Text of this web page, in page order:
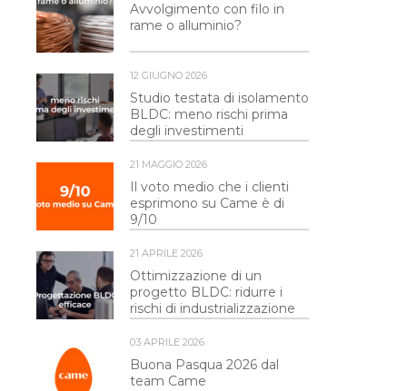
Avvolgimento con filo in
rame o alluminio?
12 GIUGNO 2026
Studio testata di isolamento
BLDC: meno rischi prima
degli investimenti
21 MAGGIO 2026
Il voto medio che i clienti
esprimono su Came è di
9/10
21 APRILE 2026
Ottimizzazione di un
progetto BLDC: ridurre i
rischi di industrializzazione
03 APRILE 2026
Buona Pasqua 2026 dal
team Came